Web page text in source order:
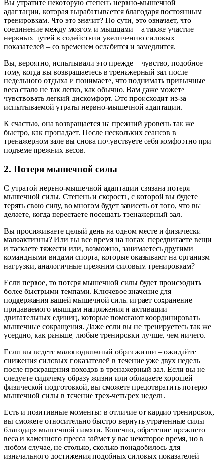
Вы утратите некоторую степень нервно-мышечной
адаптации, которая вырабатывается благодаря постоянным
тренировкам. Что это значит? По сути, это означает, что
соединение между мозгом и мышцами – а также участие
нервных путей в содействии увеличению силовых
показателей – со временем ослабится и замедлится.
Вы, вероятно, испытывали это прежде – чувство, подобное
тому, когда вы возвращаетесь в тренажерный зал после
недельного отдыха и понимаете, что поднимать привычные
веса стало не так легко, как обычно. Вам даже можете
чувствовать легкий дискомфорт. Это происходит из-за
испытываемой утраты нервно-мышечной адаптации.
К счастью, она возвращается на прежний уровень так же
быстро, как пропадает. После нескольких сеансов в
тренажерном зале вы снова почувствуете себя комфортно при
подъеме прежних весов.
2. Потеря мышечной силы
С утратой нервно-мышечной адаптации связана потеря
мышечной силы. Степень и скорость, с которой вы будете
терять свою силу, во многом будет зависеть от того, что вы
делаете, когда перестаете посещать тренажерный зал.
Вы просиживаете целый день на одном месте и физически
малоактивны? Или вы все время на ногах, передвигаете вещи
и таскаете тяжести или, возможно, занимаетесь другими
командными видами спорта, которые оказывают на организм
нагрузки, аналогичные прежним силовым тренировкам?
Если первое, то потеря мышечной силы будет происходить
более быстрыми темпами. Ключевое значение для
поддержания вашей мышечной силы играет сохранение
придаваемого мышцам напряжения и активации
двигательных единиц, которые помогают координировать
мышечные сокращения. Даже если вы не тренируетесь так же
усердно, как раньше, любые тренировки лучше, чем ничего.
Если вы ведете малоподвижный образ жизни – ожидайте
снижения силовых показателей в течение уже двух недель
после прекращения походов в тренажерный зал. Если вы не
следуете сидячему образу жизни или обладаете хорошей
физической подготовкой, вы сможете предотвратить потерю
мышечной силы в течение трех-четырех недель.
Есть и позитивные моменты: в отличие от кардио тренировок,
вы сможете относительно быстро вернуть утраченные силы
благодаря мышечной памяти. Конечно, обретение прежнего
веса и каменного пресса займет у вас некоторое время, но в
любом случае, не столько, сколько понадобилось для
изначального достижения подобных силовых показателей.